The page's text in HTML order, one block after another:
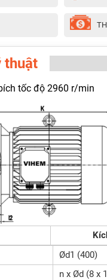
thuật
tốc độ 2960 r/min
Ød1 (400)
n x Ød (8 x